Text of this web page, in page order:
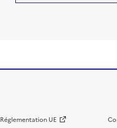
Réglementation UE